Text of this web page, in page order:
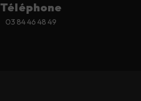
Téléphone
03 84 46 48 49